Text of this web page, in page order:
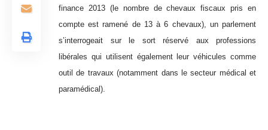
finance 2013 (le nombre de chevaux fiscaux pris en
compte est ramené de 13 à 6 chevaux), un parlement
s’interrogeait sur le sort réservé aux professions
libérales qui utilisent également leur véhicules comme
outil de travaux (notamment dans le secteur médical et
paramédical).